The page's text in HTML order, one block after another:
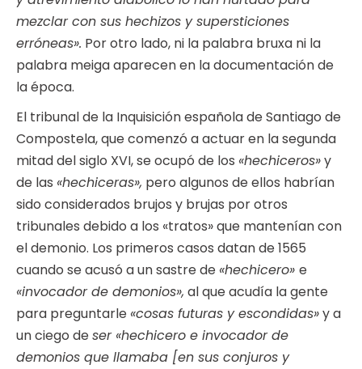
mezclar con sus hechizos y supersticiones
erróneas». Por otro lado, ni la palabra bruxa ni la
palabra meiga aparecen en la documentación de
la época.
El tribunal de la Inquisición española de Santiago de
Compostela, que comenzó a actuar en la segunda
mitad del siglo XVI, se ocupó de los «hechiceros»y
de las «hechiceras», pero algunos de ellos habrían
sido considerados brujos y brujas por otros
tribunales debido a los «tratos» que mantenían con
el demonio. Los primeros casos datan de 1565
cuando se acusó a un sastre de «hechicero» e
«invocador de demonios», al que acudía la gente
para preguntarle «cosas futuras y escondidas»y a
un ciego deser «hechicero e invocador de
demonios que llamaba [en sus conjuros y